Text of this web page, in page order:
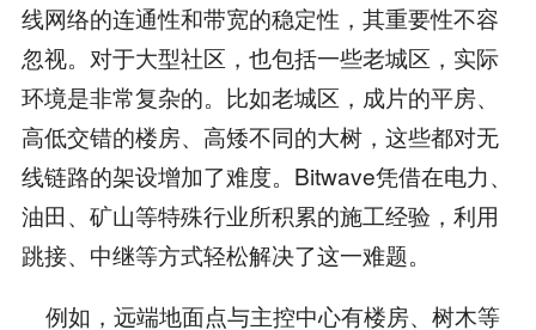
线网络的连通性和带宽的稳定性，其重要性不容
忽视。对于大型社区，也包括一些老城区，实际
环境是非常复杂的。比如老城区，成片的平房、
高低交错的楼房、高矮不同的大树，这些都对无
线链路的架设增加了难度。Bitwave凭借在电力、
油田、矿山等特殊行业所积累的施工经验，利用
跳接、中继等方式轻松解决了这一难题。
例如，远端地面点与主控中心有楼房、树木等